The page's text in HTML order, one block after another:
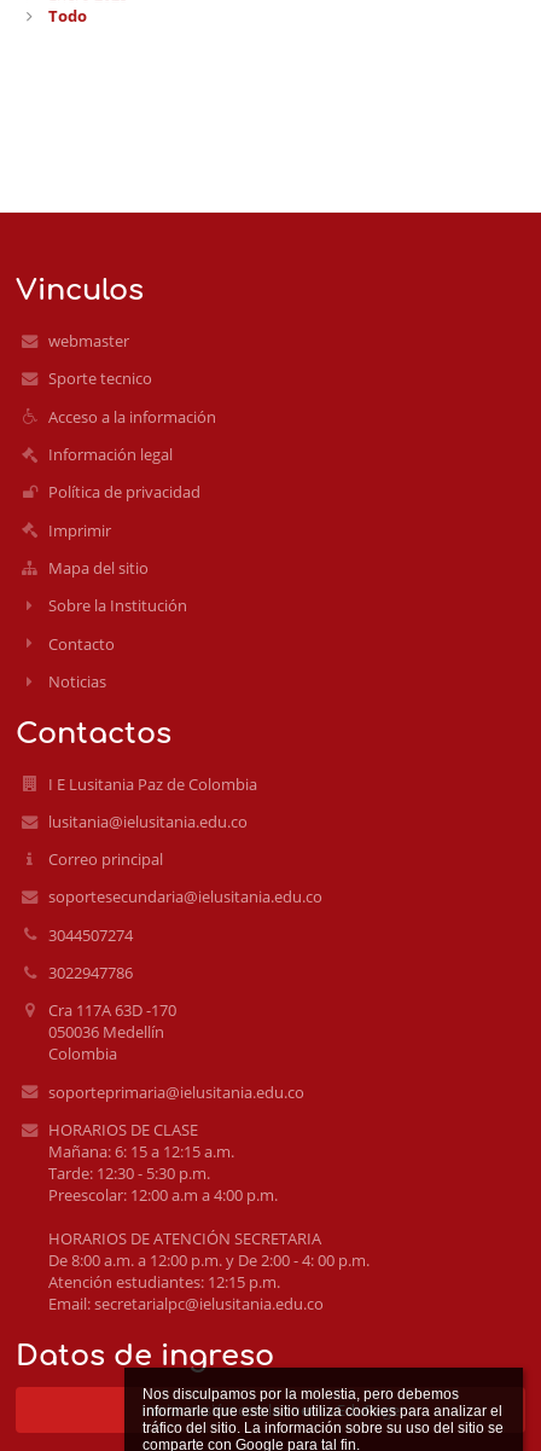
Nos disculpamos por la molestia, pero debemos
informarle que este sitio utiliza cookies para analizar el
tráfico del sitio. La información sobre su uso del sitio se
Todo
Vinculos
webmaster
Sporte tecnico
Acceso a la información
Información legal
Política de privacidad
Imprimir
Mapa del sitio
Sobre la Institución
Contacto
Noticias
Contactos
I E Lusitania Paz de Colombia
lusitania@ielusitania.edu.co
Correo principal
soportesecundaria@ielusitania.edu.co
3044507274
3022947786
Cra 117A 63D -170
050036 Medellín
Colombia
soporteprimaria@ielusitania.edu.co
HORARIOS DE CLASE
Mañana: 6: 15 a 12:15 a.m.
Tarde: 12:30 - 5:30 p.m.
Preescolar: 12:00 a.m a 4:00 p.m.
HORARIOS DE ATENCIÓN SECRETARIA
De 8:00 a.m. a 12:00 p.m. y De 2:00 - 4: 00 p.m.
Atención estudiantes: 12:15 p.m.
Email: secretarialpc@ielusitania.edu.co
Datos de ingreso
Iniciar sesión con la cuenta EduPage